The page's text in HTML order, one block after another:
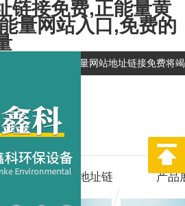
链接免费,正能量黄
量网站入口,免费的
公司网站，正能量网站地址链接免费将
业
器,型号全
于正能量网站地址链 产品